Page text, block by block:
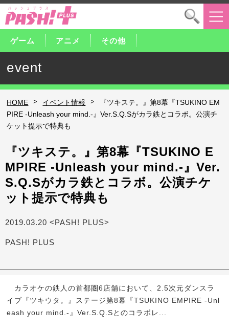
ゲーム アニメ その他
event
HOME > イベント情報 >
『ツキステ。』第8幕『TSUKINO EM
PIRE -Unleash your mind.-』Ver.S.Q.Sがカラ鉄とコラボ。公演チ
ケット提示で特典も
『ツキステ。』第8幕『TSUKINO E
MPIRE -Unleash your mind.-』Ver.
S.Q.Sがカラ鉄とコラボ。公演チケ
ット提示で特典も
2019.03.20 <PASH! PLUS>
PASH! PLUS
カラオケの鉄人の首都圏6店舗において、2.5次元ダンスラ
イブ『ツキウタ。』ステージ第8幕『TSUKINO EMPIRE -Unl
eash your mind.-』Ver.S.Q.Sとのコラボレ...